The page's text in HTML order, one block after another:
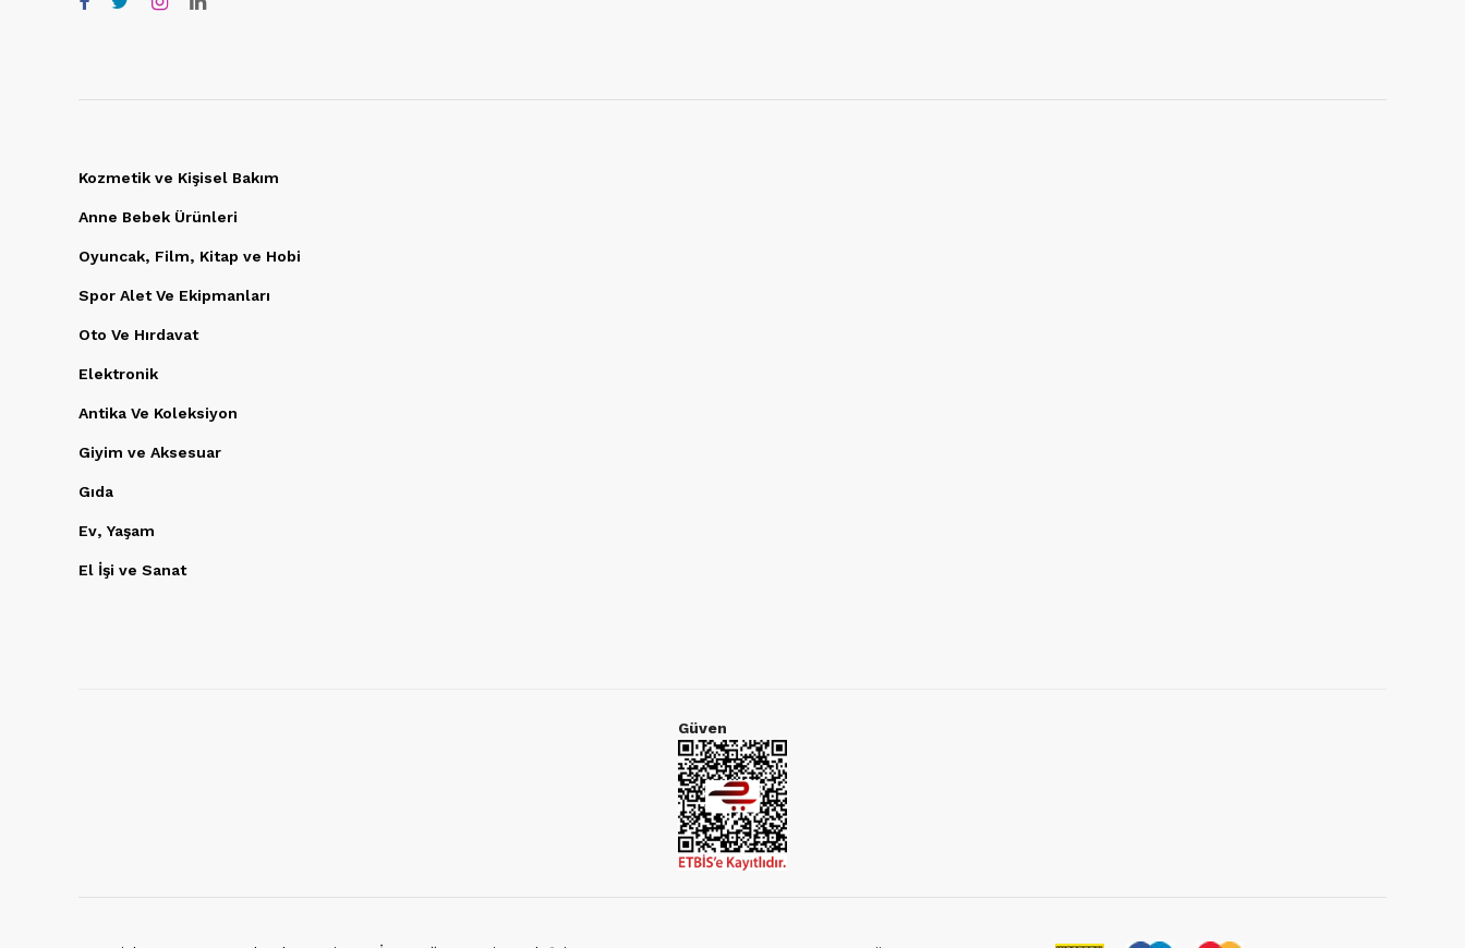
Kozmetik ve Kişisel Bakım
Anne Bebek Ürünleri
Oyuncak, Film, Kitap ve Hobi
Spor Alet Ve Ekipmanları
Oto Ve Hırdavat
Elektronik
Antika Ve Koleksiyon
Giyim ve Aksesuar
Gıda
Ev, Yaşam
El İşi ve Sanat
Güven